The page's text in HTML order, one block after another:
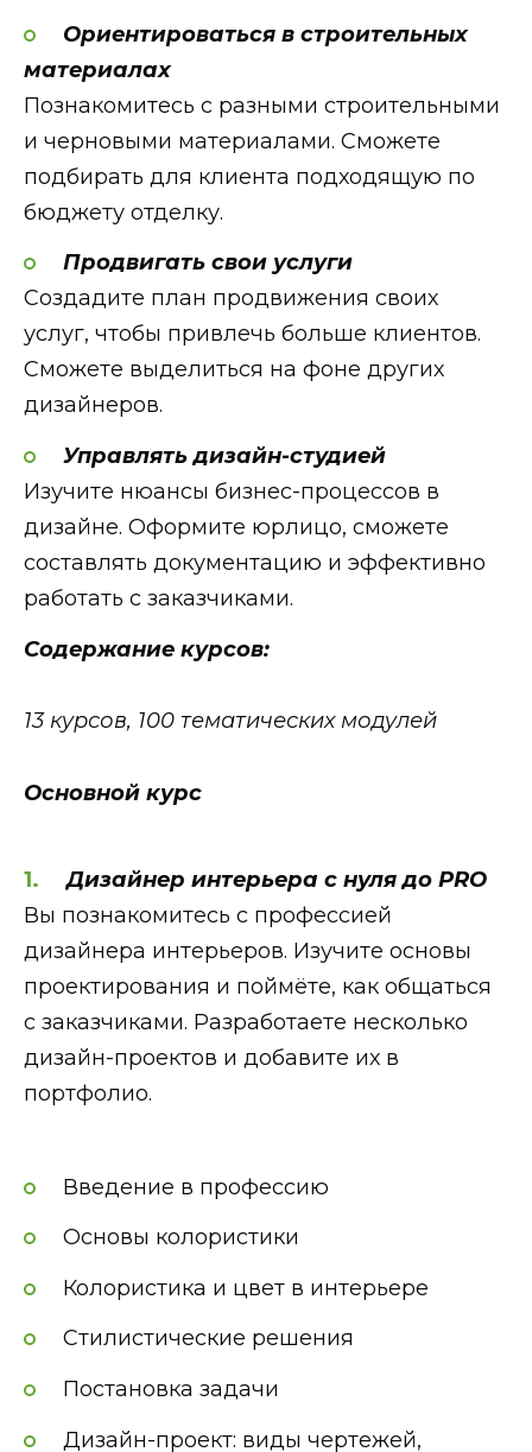
Ориентироваться в строительных
материалах
Познакомитесь с разными строительными
и черновыми материалами. Сможете
подбирать для клиента подходящую по
бюджету отделку.
Продвигать свои услуги
Создадите план продвижения своих
услуг, чтобы привлечь больше клиентов.
Сможете выделиться на фоне других
дизайнеров.
Управлять дизайн-студией
Изучите нюансы бизнес-процессов в
дизайне. Оформите юрлицо, сможете
составлять документацию и эффективно
работать с заказчиками.
Содержание курсов:
13 курсов, 100 тематических модулей
Основной курс
Дизайнер интерьера с нуля до PRO
Вы познакомитесь с профессией
дизайнера интерьеров. Изучите основы
проектирования и поймёте, как общаться
с заказчиками. Разработаете несколько
дизайн-проектов и добавите их в
портфолио.
Введение в профессию
Основы колористики
Колористика и цвет в интерьере
Стилистические решения
Постановка задачи
Дизайн-проект: виды чертежей,